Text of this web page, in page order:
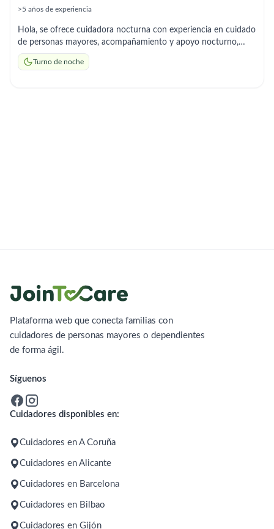
>5 años de experiencia
Hola, se ofrece cuidadora nocturna con experiencia en cuidado
de personas mayores, acompañamiento y apoyo nocturno,
responsable, puntual y de confianza disponibilidad inmediata
Turno de noche
Plataforma web que conecta familias con
cuidadores de personas mayores o dependientes
de forma ágil.
Síguenos
Cuidadores disponibles en:
Cuidadores en A Coruña
Cuidadores en Alicante
Cuidadores en Barcelona
Cuidadores en Bilbao
Cuidadores en Gijón